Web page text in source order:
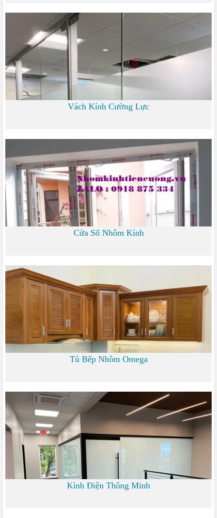
Vách Kính Cường Lực
Cửa Sổ Nhôm Kính
Tủ Bếp Nhôm Omega
6.000 đ
Kính Điện Thông Minh